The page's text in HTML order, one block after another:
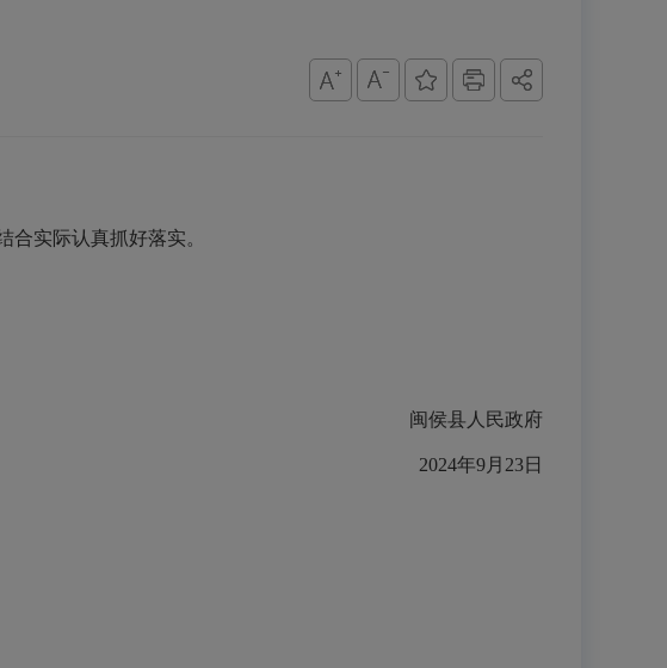
合实际认真抓好落实。
闽侯县人民政府
2024年9月23日